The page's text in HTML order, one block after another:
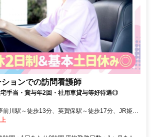
ョンでの訪問看護師
手当・賞与年2回・社用車貸与等好待遇◎
前川駅～徒歩13分、英賀保駅～徒歩17分、JR姫路